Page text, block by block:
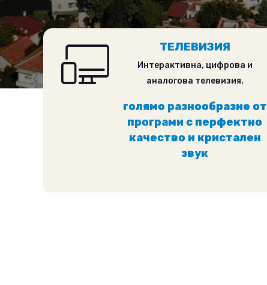
ТЕЛЕВИЗИЯ
Интерактивна, цифрова и
аналогова телевизия.
голямо разнообразие от
програми с перфектно
качество и кристален
звук